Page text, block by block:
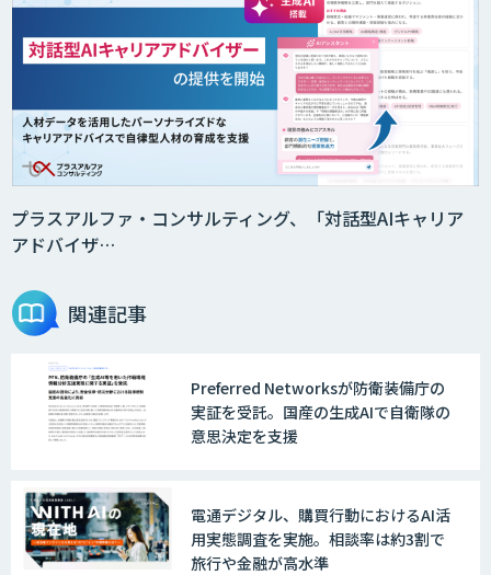
音声・画像・動画データセット販売・収
法人向けAIドライブレコーダー「ナウ
物流チェッカー
AI 受託開発・導入支援
プラスアルファ・コンサルティング、「対話型AIキャリア
アドバイザ…
関連記事
Preferred Networksが防衛装備庁の
実証を受託。国産の生成AIで自衛隊の
意思決定を支援
電通デジタル、購買行動におけるAI活
用実態調査を実施。相談率は約3割で
旅行や金融が高水準